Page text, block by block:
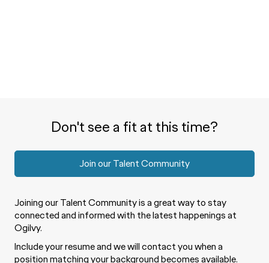
Don't see a fit at this time?
Join our Talent Community
Joining our Talent Community is a great way to stay
connected and informed with the latest happenings at
Ogilvy.
Include your resume and we will contact you when a
position matching your background becomes available.